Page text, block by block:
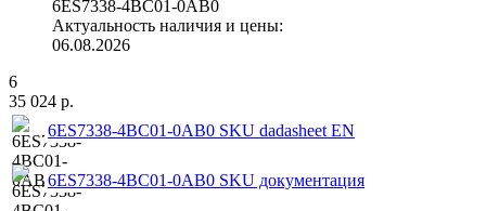
6ES7338-4BC01-0AB0
Актуальность наличия и цены:
06.08.2026
6
35 024 р.
6ES7338-4BC01-0AB0 SKU dadasheet EN
6ES7338-4BC01-0AB0 SKU документация